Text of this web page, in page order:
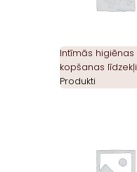
Intīmās higiēnas
kopšanas līdzekļi
Produkti